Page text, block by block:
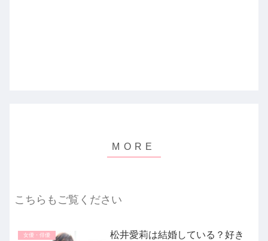
こちらもご覧ください
女優・俳優
松井愛莉は結婚している？好き